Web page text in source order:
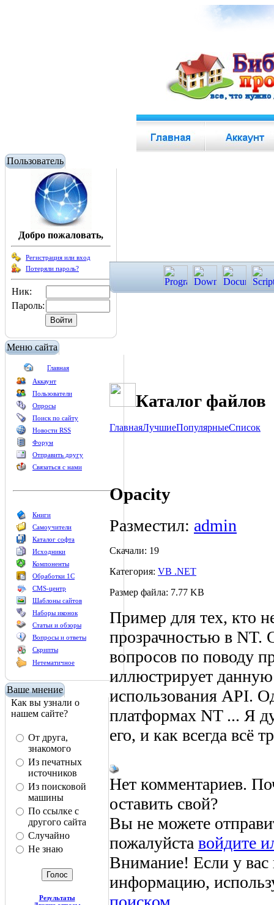
Пользователь
Добро пожаловать,
Регистрация или вход
Потеряли пароль?
Ник:
Пароль:
Меню сайта
Главная
Аккаунт
Пользователи
Опросы
Поиск по сайту
Новости RSS
Форум
Отправить другу
Связаться с нами
Книги
Самоучители
Каталог софта
Исходники
Компоненты
Обработки 1С
CMS-центр
Шаблоны сайтов
Наборы иконок
Статьи и обзоры
Вопросы и ответы
Скрипты
Нетематичное
Ваше мнение
Как вы узнали о
нашем сайте?
От друга,
знакомого
Из печатных
источников
Из поисковой
машины
По ссылке с
другого сайта
Случайно
Не знаю
Результаты
Каталог файлов
ГлавнаяЛучшиеПопулярныеСписок
Opacity
Разместил: admin
Скачали: 19
Категория: VB .NET
Размер файла: 7.77 KB
Пример для тех, кто
прозрачностью в NT.
вопросов по поводу
иллюстрирует
использования API.
платформах NT ... Я
его, и как всегда всё
Нет комментариев.
оставить свой?
Вы не можете
пожалуйста войдите
Внимание! Если у
информацию,